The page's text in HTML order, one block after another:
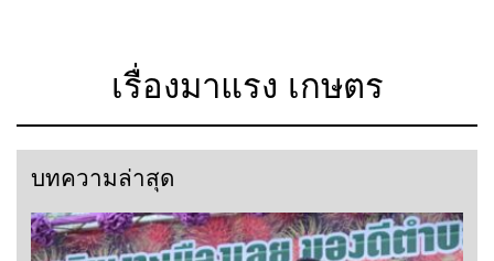
เรื่องมาแรง เกษตร
บทความล่าสุด